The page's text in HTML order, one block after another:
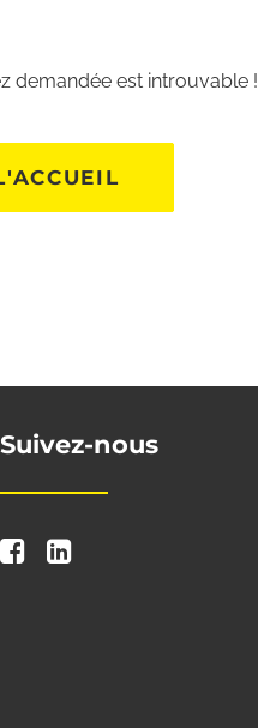
demandée est introuvable !
Suivez-nous